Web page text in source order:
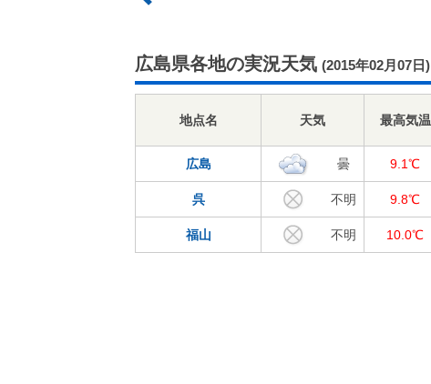
広島県各地の実況天気 (2015年02月07日)
地点名 天気 最高気温
広島 曇 9.1℃
呉 不明 9.8℃
福山 不明 10.0℃